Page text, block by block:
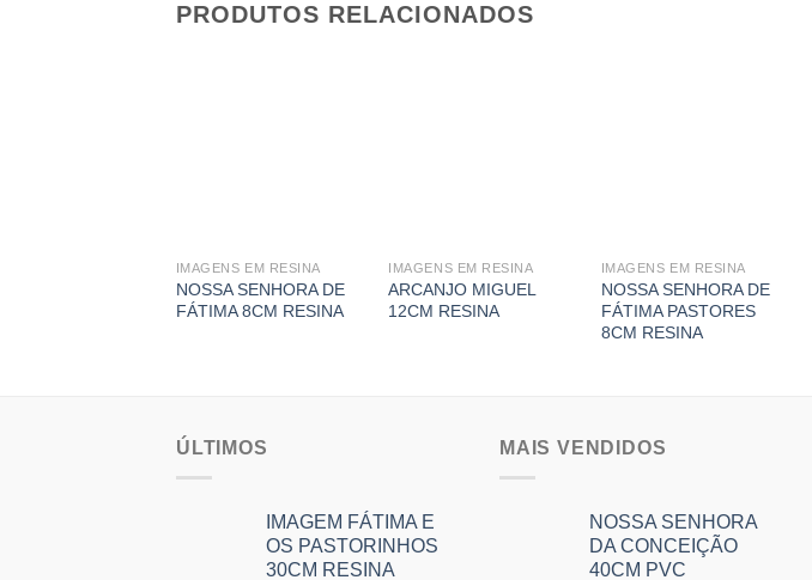
PRODUTOS RELACIONADOS
IMAGENS EM RESINA
NOSSA SENHORA DE
FÁTIMA 8CM RESINA
IMAGENS EM RESINA
ARCANJO MIGUEL
12CM RESINA
IMAGENS EM RESINA
NOSSA SENHORA DE
FÁTIMA PASTORES
8CM RESINA
ÚLTIMOS
IMAGEM FÁTIMA E
OS PASTORINHOS
30CM RESINA
MAIS VENDIDOS
NOSSA SENHORA
DA CONCEIÇÃO
40CM PVC